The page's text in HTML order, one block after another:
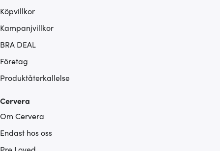
Köpvillkor
Kampanjvillkor
BRA DEAL
Företag
Produktåterkallelse
Cervera
Om Cervera
Endast hos oss
Pre Loved